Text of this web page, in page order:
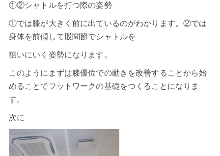
①②シャトルを打つ際の姿勢
①では膝が大きく前に出ているのがわかります。②では
身体を前傾して股関節でシャトルを
狙いにいく姿勢になります。
このようにまずは膝優位での動きを改善することから始
めることでフットワークの基礎をつくることになりま
す。
次に